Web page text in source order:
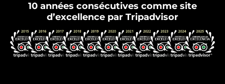
10 années consécutives comme site
d’excellence par Tripadvisor